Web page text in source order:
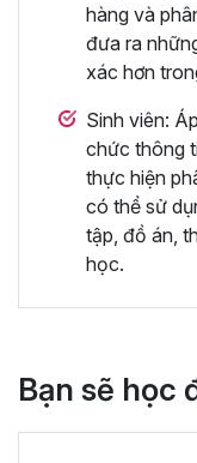
hàng và
đưa ra
xác hơn
Sinh viên:
chức thông
thực hiện
có thể sử
tập, đồ án,
học.
Bạn sẽ học